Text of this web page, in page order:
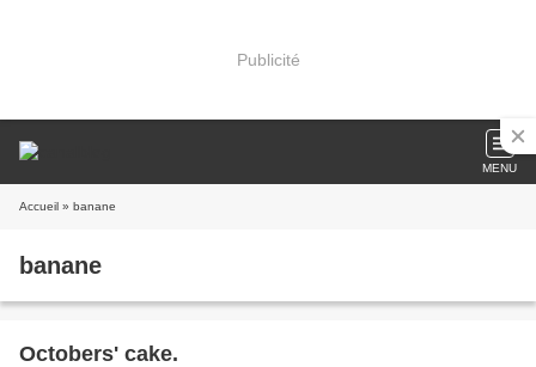
Publicité
MENU
Accueil » banane
banane
Octobers' cake.